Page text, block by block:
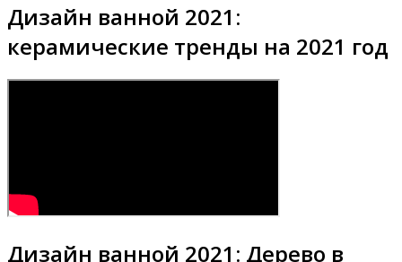
Дизайн ванной 2021:
керамические тренды на 2021 год
Дизайн ванной 2021: Дерево в